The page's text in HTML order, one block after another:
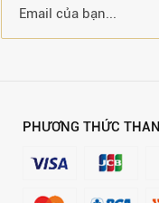
PHƯƠNG THỨC